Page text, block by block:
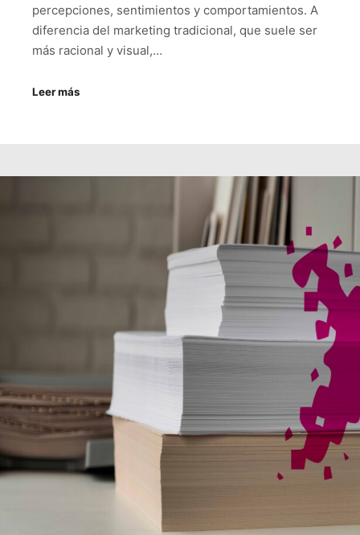
percepciones, sentimientos y comportamientos. A
diferencia del marketing tradicional, que suele ser
más racional y visual,…
Leer más